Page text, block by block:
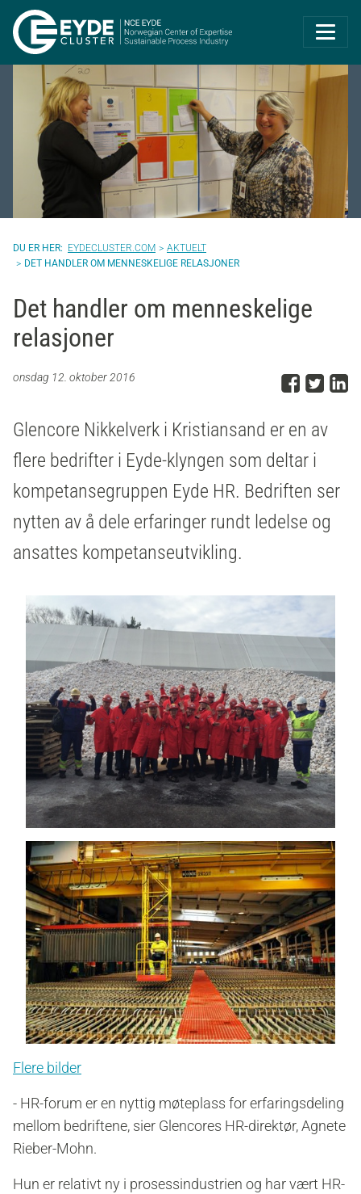
Eyde-Cluster |
EYDECLUSTER.COM
AKTUELT
DET HANDLER OM MENNESKELIGE RELASJONER
Det handler om menneskelige
relasjoner
onsdag 12. oktober 2016 DelDel
Glencore Nikkelverk i Kristiansand er en av
flere bedrifter i Eyde-klyngen som deltar i
kompetansegruppen Eyde HR. Bedriften ser
nytten av å dele erfaringer rundt ledelse og
ansattes kompetanseutvikling.
Flere bilder
- HR-forum er en nyttig møteplass for erfaringsdeling
mellom bedriftene, sier Glencores HR-direktør, Agnete
Rieber-Mohn.
Hun er relativt ny i prosessindustrien og har vært HR-